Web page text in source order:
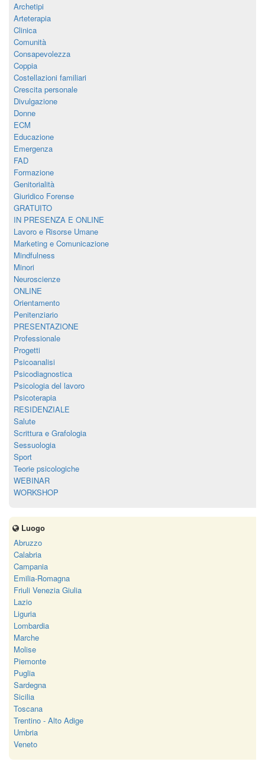
Archetipi
Arteterapia
Clinica
Comunità
Consapevolezza
Coppia
Costellazioni familiari
Crescita personale
Divulgazione
Donne
ECM
Educazione
Emergenza
FAD
Formazione
Genitorialità
Giuridico Forense
GRATUITO
IN PRESENZA E ONLINE
Lavoro e Risorse Umane
Marketing e Comunicazione
Mindfulness
Minori
Neuroscienze
ONLINE
Orientamento
Penitenziario
PRESENTAZIONE
Professionale
Progetti
Psicoanalisi
Psicodiagnostica
Psicologia del lavoro
Psicoterapia
RESIDENZIALE
Salute
Scrittura e Grafologia
Sessuologia
Sport
Teorie psicologiche
WEBINAR
WORKSHOP
Luogo
Abruzzo
Calabria
Campania
Emilia-Romagna
Friuli Venezia Giulia
Lazio
Liguria
Lombardia
Marche
Molise
Piemonte
Puglia
Sardegna
Sicilia
Toscana
Trentino - Alto Adige
Umbria
Veneto